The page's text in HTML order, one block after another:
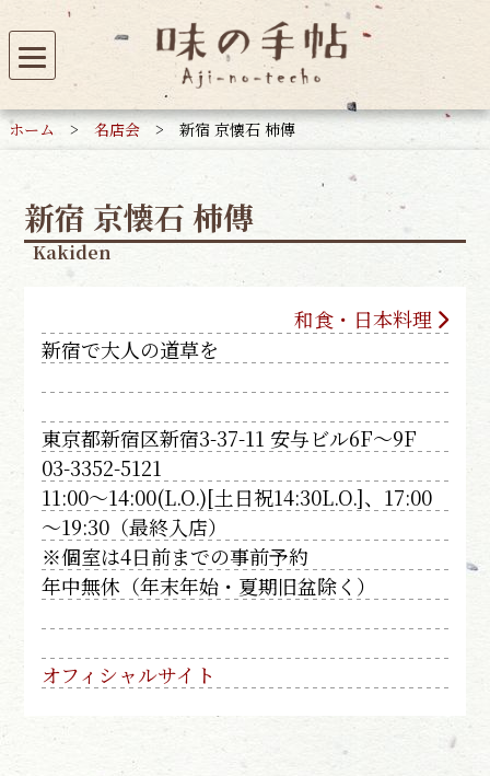
ホーム > 名店会 > 新宿 京懐石 柿傳
新宿 京懐石 柿傳
Kakiden
和食・日本料理
新宿で大人の道草を
東京都新宿区新宿3-37-11 安与ビル6F〜9F
03-3352-5121
11:00～14:00(L.O.)[土日祝14:30L.O.]、17:00
～19:30（最終入店）
※個室は4日前までの事前予約
年中無休（年末年始・夏期旧盆除く）
オフィシャルサイト